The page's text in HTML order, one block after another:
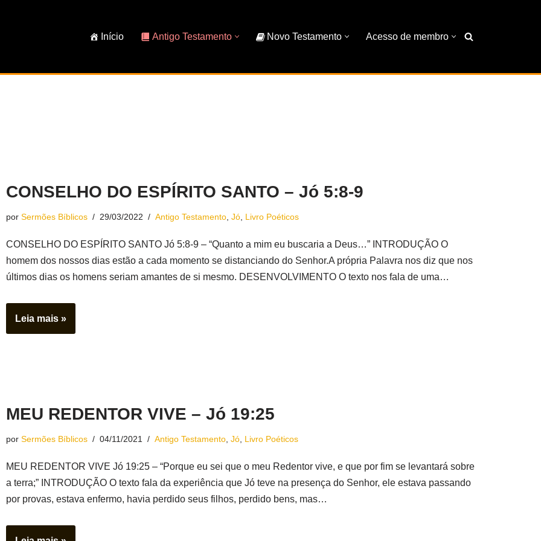
Início Antigo Testamento Novo Testamento Acesso de membro
CONSELHO DO ESPÍRITO SANTO – Jó 5:8-9
por Sermões Bíblicos 29/03/2022 Antigo Testamento Jó Livro Poéticos
CONSELHO DO ESPÍRITO SANTO Jó 5:8-9 – “Quanto a mim eu buscaria a Deus…” INTRODUÇÃO O
homem dos nossos dias estão a cada momento se distanciando do Senhor.A própria Palavra nos diz que nos
últimos dias os homens seriam amantes de si mesmo. DESENVOLVIMENTO O texto nos fala de uma…
Leia mais »
MEU REDENTOR VIVE – Jó 19:25
por Sermões Bíblicos 04/11/2021 Antigo Testamento Jó Livro Poéticos
MEU REDENTOR VIVE Jó 19:25 – “Porque eu sei que o meu Redentor vive, e que por fim se levantará sobre
a terra;” INTRODUÇÃO O texto fala da experiência que Jó teve na presença do Senhor, ele estava passando
por provas, estava enfermo, havia perdido seus filhos, perdido bens, mas…